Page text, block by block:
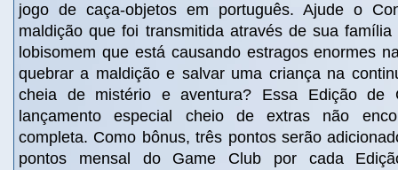
jogo de caça-objetos em português. Ajude o
maldição que foi transmitida através de sua
lobisomem que está causando estragos enormes
quebrar a maldição e salvar uma criança na
cheia de mistério e aventura? Essa Edição de
lançamento especial cheio de extras não
completa. Como bônus, três pontos serão
pontos mensal do Game Club por cada